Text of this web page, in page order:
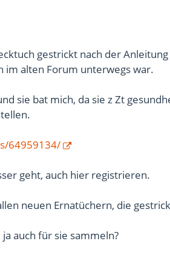
gestrickt nach der
im alten Forum unterwegs war.
sie bat mich, da sie z Zt
64959134/
geht, auch hier registrieren.
neuen Ernatüchern, die
auch für sie sammeln?